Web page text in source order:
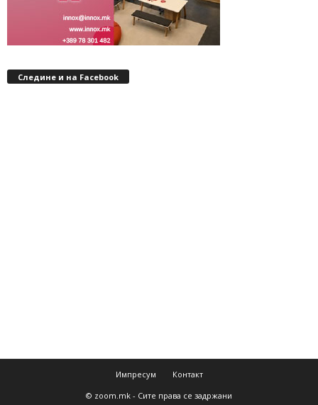
Следине и на Facebook
Импресум
Контакт
© zoom.mk - Сите права се задржани